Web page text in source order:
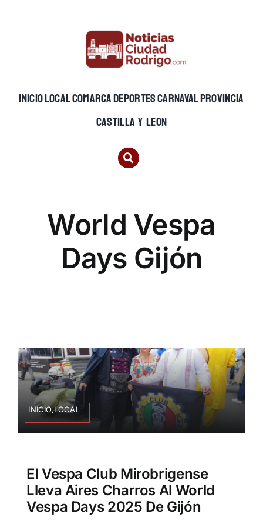
INICIOLOCALCOMARCADEPORTESCARNAVALPROVINCIA
CASTILLA Y LEON
World Vespa
Days Gijón
INICIO,LOCAL
El Vespa Club Mirobrigense
Lleva Aires Charros Al World
Vespa Days 2025 De Gijón